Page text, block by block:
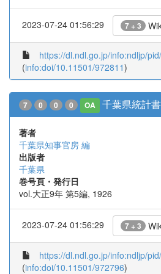
2023-07-24 01:56:29 7 + 3
https://dl.ndl.go.jp/info:ndljp/
(info:doi/10.11501/972811)
7 0 0 0 OA 千葉県統計書
著者
千葉県知事官房 編
出版者
千葉県
巻号頁・発行日
vol.大正9年 第5編, 1926
2023-07-24 01:56:29 7 + 3
https://dl.ndl.go.jp/info:ndljp/
(info:doi/10.11501/972796)